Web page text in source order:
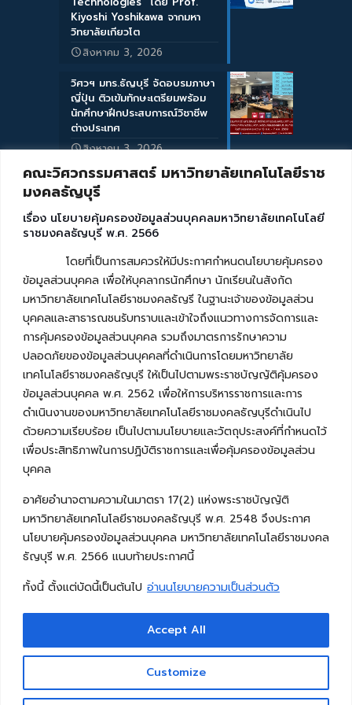
คณะวิศวกรรมศาสตร์ มหาวิทยาลัยเทคโนโลยีราช
มงคลธัญบุรี
เรื่อง นโยบายคุ้มครองข้อมูลส่วนบุคคลมหาวิทยาลัยเทคโนโลยี
ราชมงคลธัญบุรี พ.ศ. 2566
โดยที่เป็นการสมควรให้มีประกาศกำหนดนโยบายคุ้มครอง
ข้อมูลส่วนบุคคล เพื่อให้บุคลากรนักศึกษา นักเรียนในสังกัด
มหาวิทยาลัยเทคโนโลยีราชมงคลธัญรี ในฐานะเจ้าของข้อมูลส่วน
บุคคลและสาธารณชนรับทราบและเข้าใจถึงแนวทางการจัดการและ
การคุ้มครองข้อมูลส่วนบุคคล รวมถึงมาตรการรักษาความ
ปลอดภัยของข้อมูลส่วนบุคคลที่ดำเนินการโดยมหาวิทยาลัย
เทคโนโลยีราชมงคลธัญบุรี ให้เป็นไปตามพระราชบัญญัติคุ้มครอง
ข้อมูลส่วนบุคคล พ.ศ. 2562 เพื่อให้การบริหารราชการและการ
ดำเนินงานของมหาวิทยาลัยเทคโนโลยีราชมงคลธัญบุรีดำเนินไป
ด้วยความเรียบร้อย เป็นไปตามนโยบายและวัตถุประสงค์ที่กำหนดไว้
เพื่อประสิทธิภาพในการปฏิบัติราชการและเพื่อคุ้มครองข้อมูลส่วน
บุคคล
อาศัยอำนาจตามความในมาตรา 17(2) แห่งพระราชบัญญัติ
มหาวิทยาลัยเทคโนโลยีราชมงคลธัญบุรี พ.ศ. 2548 จึงประกาศ
นโยบายคุ้มครองข้อมูลส่วนบุคคล มหาวิทยาลัยเทคโนโลยีราชมงคล
ธัญบุรี พ.ศ. 2566 แนบท้ายประกาศนี้
ทั้งนี้ ตั้งแต่บัดนี้เป็นต้นไป อ่านนโยบายความเป็นส่วนตัว
Customize
Accept All
Kiyoshi Yoshikawa จากมหา
วิทยาลัยเกียวโต
สิงหาคม 3, 2026
วิศวฯ มทร.ธัญบุรี จัดอบรมภาษา
ญี่ปุ่น ติวเข้มทักษะเตรียมพร้อม
นักศึกษาฝึกประสบการณ์วิชาชีพ
ต่างประเทศ
สิงหาคม 3, 2026
Copyright © 2026 คณะวิศวกรรมศาสตร์ มหาวิทยาลัย
เทคโนโลยีราชมงคลธัญบุรี